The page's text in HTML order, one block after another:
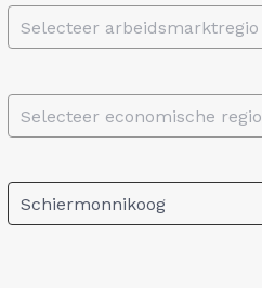
Selecteer arbeidsmarktregio
Selecteer economische regio
Schiermonnikoog